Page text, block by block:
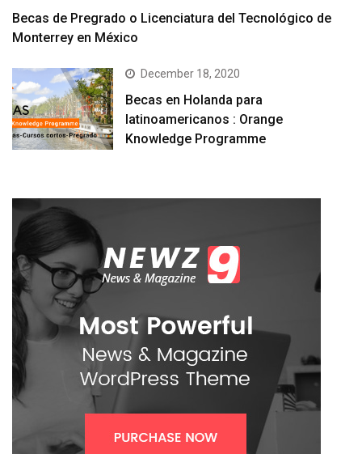
Becas de Pregrado o Licenciatura del Tecnológico de
Monterrey en México
December 18, 2020
Becas en Holanda para
latinoamericanos : Orange
Knowledge Programme